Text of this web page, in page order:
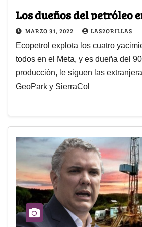
Los dueños del petróleo
MARZO 31, 2022 LAS2ORILLAS
Ecopetrol explota los cuatro
todos en el Meta, y es dueña del
producción, le siguen las
GeoPark y SierraCol